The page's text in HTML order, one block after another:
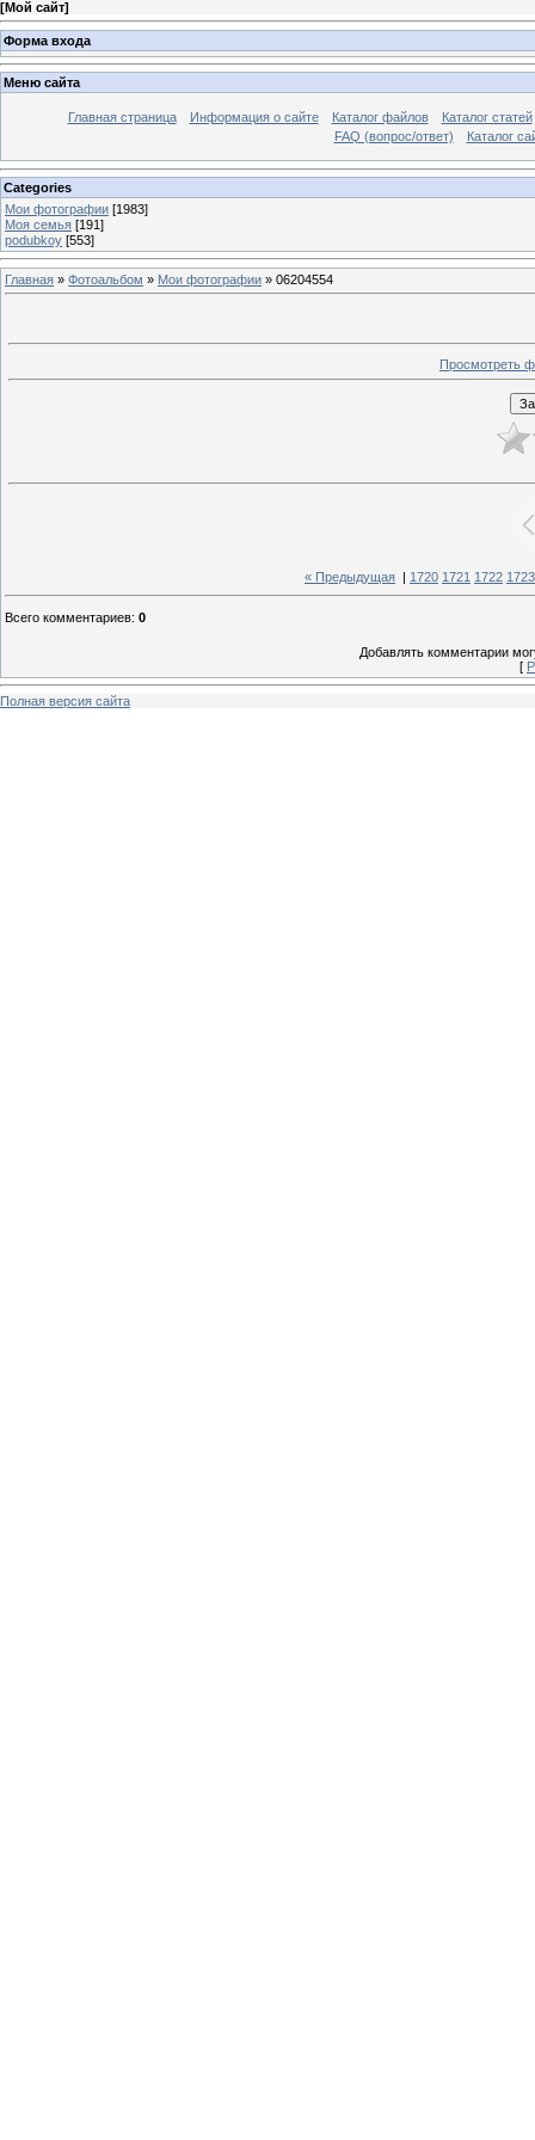
[Мой сайт]
Форма входа
Меню сайта
Главная страница Информация о сайте Каталог файлов
Каталог статей
FAQ (вопрос/ответ)
Каталог
Categories
Мои фотографии [1983]
Моя семья [191]
podubkoy [553]
Главная » Фотоальбом » Мои фотографии » 06204554
Просмотреть
« Предыдущая 1720 1721 1722 1723
Всего комментариев: 0
Добавлять комментарии
[
Полная версия сайта